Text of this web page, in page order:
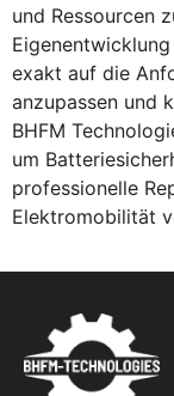
und Ressourcen
exakt auf die
anzupassen und
BHFM
um
professionelle
Elektromobilität